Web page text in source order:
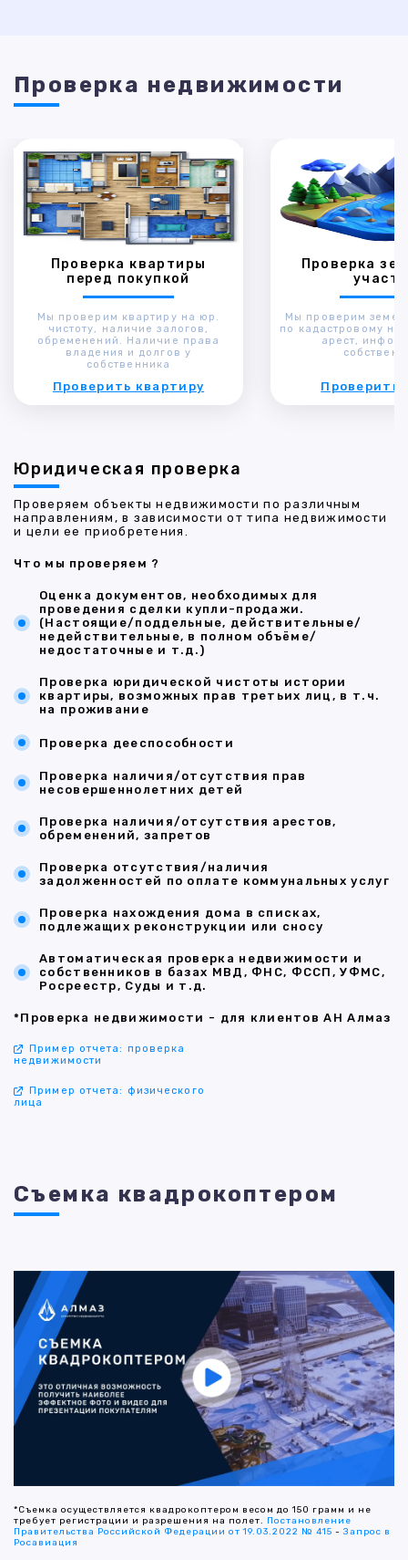
Проверка недвижимости
Проверка квартиры
перед покупкой
Мы проверим квартиру на юр.
чистоту, наличие залогов,
обременений. Наличие права
владения и долгов у
собственника
Проверить квартиру
Проверка
Мы проверим
по кадастровому
арест,
Проверить
Юридическая проверка
Проверяем объекты недвижимости по различным
направлениям, в зависимости от типа недвижимости
и цели ее приобретения.
Что мы проверяем ?
Оценка документов, необходимых для
проведения сделки купли-продажи.
(Настоящие/поддельные, действительные/
недействительные, в полном объёме/
недостаточные и т.д.)
Проверка юридической чистоты истории
квартиры, возможных прав третьих лиц, в т.ч.
на проживание
Проверка дееспособности
Проверка наличия/отсутствия прав
несовершеннолетних детей
Проверка наличия/отсутствия арестов,
обременений, запретов
Проверка отсутствия/наличия
задолженностей по оплате коммунальных услуг
Проверка нахождения дома в списках,
подлежащих реконструкции или сносу
Автоматическая проверка недвижимости и
собственников в базах МВД, ФНС, ФССП, УФМС,
Росреестр, Суды и т.д.
*Проверка недвижимости - для клиентов АН Алмаз
Пример отчета: проверка
недвижимости
Пример отчета: физического
лица
Съемка квадрокоптером
*Съемка осуществляется квадрокоптером весом до 150 грамм и не
требует регистрации и разрешения на полет. Постановление
Правительства Российской Федерации от 19.03.2022 № 415 -Запрос в
Росавиация